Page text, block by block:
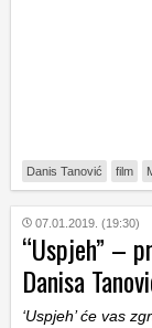
Danis Tanović film
07.01.2019. (19:30)
“Uspjeh” –
Danisa
‘Uspjeh’ će vas